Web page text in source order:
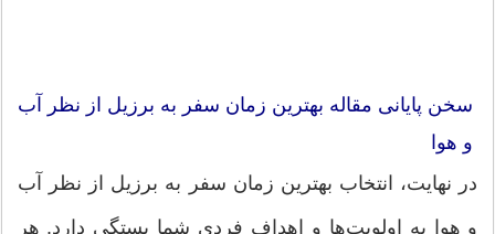
سخن پایانی مقاله بهترین زمان سفر به برزیل از نظر آب‌
و هوا
در نهایت، انتخاب بهترین زمان سفر به برزیل از نظر آب‌
و هوا به اولویت‌ها و اهداف فردی شما بستگی دارد. هر